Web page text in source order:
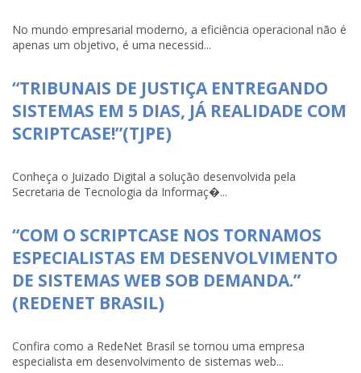
No mundo empresarial moderno, a eficiência operacional não é
apenas um objetivo, é uma necessid...
“TRIBUNAIS DE JUSTIÇA ENTREGANDO
SISTEMAS EM 5 DIAS, JÁ REALIDADE COM
SCRIPTCASE!”(TJPE)
Conheça o Juizado Digital a solução desenvolvida pela
Secretaria de Tecnologia da Informaç�...
“COM O SCRIPTCASE NOS TORNAMOS
ESPECIALISTAS EM DESENVOLVIMENTO
DE SISTEMAS WEB SOB DEMANDA.”
(REDENET BRASIL)
Confira como a RedeNet Brasil se tornou uma empresa
especialista em desenvolvimento de sistemas web...